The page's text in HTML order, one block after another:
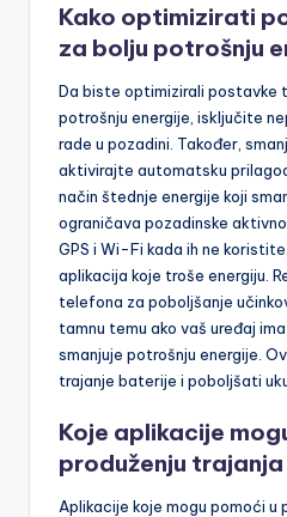
Kako optimizirati
za bolju potrošnju
Da biste optimizirali postavke
potrošnju energije, isključite
rade u pozadini. Također,
aktivirajte automatsku
način štednje energije koji
ograničava pozadinske
GPS i Wi-Fi kada ih ne
aplikacija koje troše energiju.
telefona za poboljšanje
tamnu temu ako vaš uređaj
smanjuje potrošnju energije.
trajanje baterije i poboljšati
Koje aplikacije
produženju
Aplikacije koje mogu pomoći u